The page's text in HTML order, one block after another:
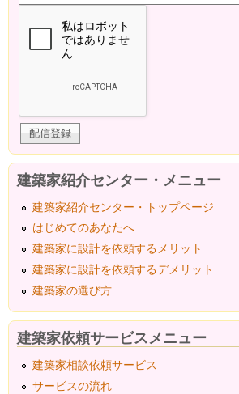
建築家紹介センター・メニュー
建築家紹介センター・トップページ
はじめてのあなたへ
建築家に設計を依頼するメリット
建築家に設計を依頼するデメリット
建築家の選び方
建築家依頼サービスメニュー
建築家相談依頼サービス
サービスの流れ